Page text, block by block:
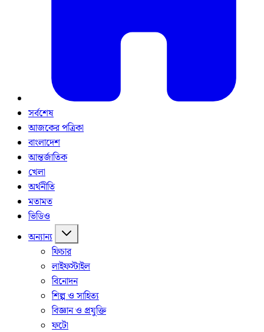
সর্বশেষ
আজকের পত্রিকা
বাংলাদেশ
আন্তর্জাতিক
খেলা
অর্থনীতি
মতামত
ভিডিও
অন্যান্য
ফিচার
লাইফস্টাইল
বিনোদন
শিল্প ও সাহিত্য
বিজ্ঞান ও প্রযুক্তি
ফটো